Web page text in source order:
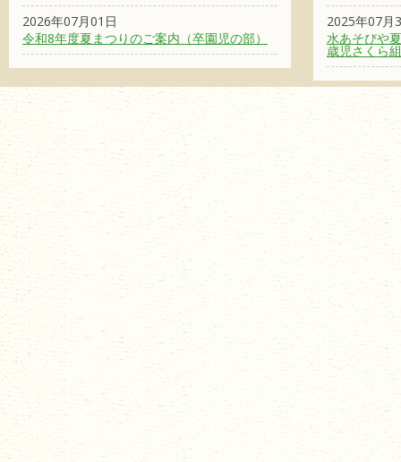
2026年07月01日
令和8年度夏まつりのご案内（卒園児の部）
2025年07月
水あそびや
歳児さくら